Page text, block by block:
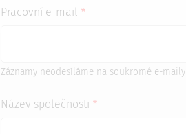
Pracovní e-mail
Záznamy neodesíláme na soukromé e-maily
Název společnosti